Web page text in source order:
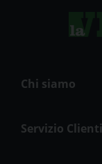
Chi siamo
Servizio Clienti